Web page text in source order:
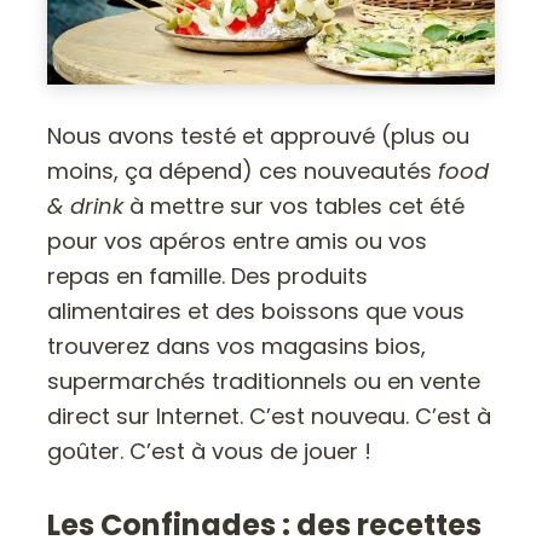
Nous avons testé et approuvé (plus ou
moins, ça dépend) ces nouveautésfood
& drinkà mettre sur vos tables cet été
pour vos apéros entre amis ou vos
repas en famille. Des produits
alimentaires et des boissons que vous
trouverez dans vos magasins bios,
supermarchés traditionnels ou en vente
direct sur Internet. C’est nouveau. C’est à
goûter. C’est à vous de jouer !
Les Confinades : des recettes